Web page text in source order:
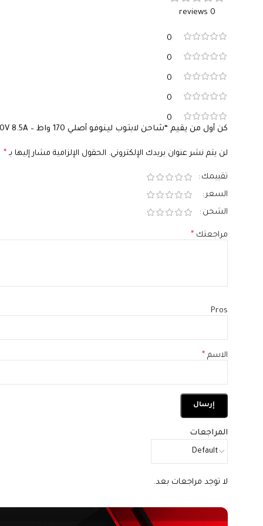
السوكيت
موصل مستطيل أصفر
0 reviews
0
0
0
0
0
المراجعات
لا توجد مراجعات بعد.
كن أول من يقيم “شاحن لابتوب لينوفو أصلي 170 واط – 20V 8.5A – موصل مستطيل أصفر – رقم القطعة ADL170NLC3A New Shape”
لن يتم نشر عنوان بريدك الإلكتروني. الحقول الإلزامية مشار إليها بـ *
تقييمك
السعر
الشحن
مراجعتك *
Pros
الاسم *